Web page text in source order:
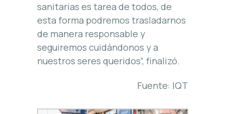
sanitarias es tarea de todos, de
esta forma podremos trasladarnos
de manera responsable y
seguiremos cuidándonos y a
nuestros seres queridos”, finalizó.
Fuente: IQT